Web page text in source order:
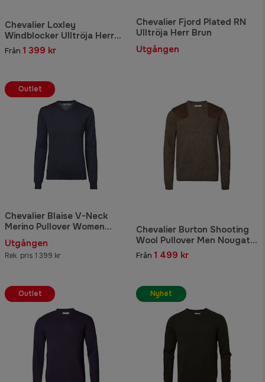
Chevalier Loxley
Windblocker Ulltröja Herr
Forest Green
Från 1 399 kr
Chevalier Fjord Plated RN
Ulltröja Herr Brun
Utgången
Chevalier Blaise V-Neck
Merino Pullover Women
Navy
Utgången
Rek. pris 1 399 kr
Outlet
Chevalier Burton Shooting
Wool Pullover Men Nougat
Neps
Från 1 499 kr
Outlet Nyhet